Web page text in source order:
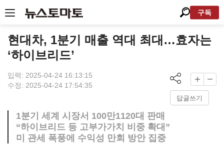
구독
현대차, 1분기 매출 역대 최대…효자는
‘하이브리드’
입력: 2025-04-24 16:13:15
수정: 2025-04-24 17:54:35
답글쓰기
1분기 세계 시장서 100만1120대 판매
“하이브리드 등 고부가가치 비중 확대”
미 관세 폭풍에 수익성 만회 방안 집중